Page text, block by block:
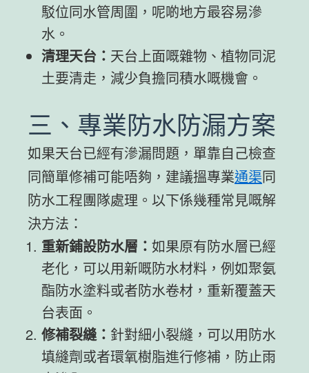
駁位同水管周圍，呢啲地方最容易滲
水。
清理天台： 天台上面嘅雜物、植物同泥
土要清走，減少負擔同積水嘅機會。
三、專業防水防漏方案
如果天台已經有滲漏問題，單靠自己檢查
同簡單修補可能唔夠，建議搵專業通渠同
防水工程團隊處理。以下係幾種常見嘅解
決方法：
重新鋪設防水層： 如果原有防水層已經
老化，可以用新嘅防水材料，例如聚氨
酯防水塗料或者防水卷材，重新覆蓋天
台表面。
修補裂縫： 針對細小裂縫，可以用防水
填縫劑或者環氧樹脂進行修補，防止雨